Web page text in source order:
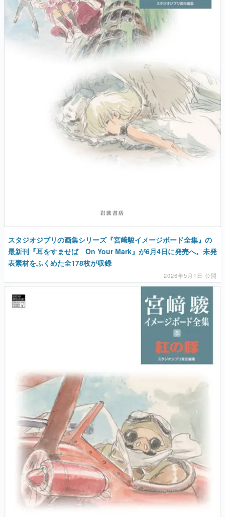
アプリレビュー
その他
電ファミニコゲーマーとは？
スタジオジブリの画集シリーズ『宮﨑駿イメージボード全集』の
最新刊『耳をすませば On Your Mark』が6月4日に発売へ。未発
表素材をふくめた全178枚が収録
2026年5月1日 公開